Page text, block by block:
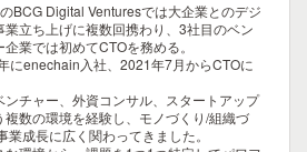
BCG Digital Venturesでは大企業とのデジ
業立ち上げに複数回携わり、3社目のベン
企業では初めてCTOを務める。
にenechain入社、2021年7月からCTOに
ンチャー、外資コンサル、スタートアップ
複数の環境を経験し、モノづくり/組織づ
業成長に広く関わってきました。